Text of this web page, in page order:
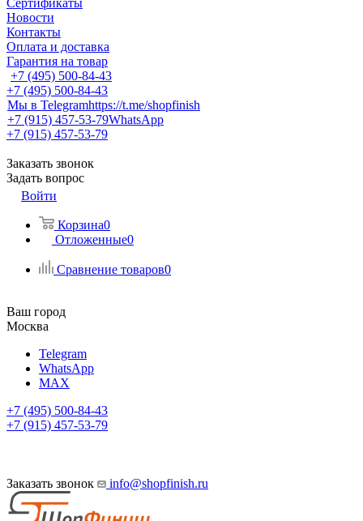
Сертификаты
Новости
Контакты
Оплата и доставка
Гарантия на товар
+7 (495) 500-84-43
+7 (495) 500-84-43
Мы в Telegramhttps://t.me/shopfinish
+7 (915) 457-53-79WhatsApp
+7 (915) 457-53-79
Заказать звонок
Задать вопрос
Войти
Корзина0
Отложенные0
Сравнение товаров0
Ваш город
Москва
Telegram
WhatsApp
MAX
+7 (495) 500-84-43
+7 (915) 457-53-79
Заказать звонок info@shopfinish.ru